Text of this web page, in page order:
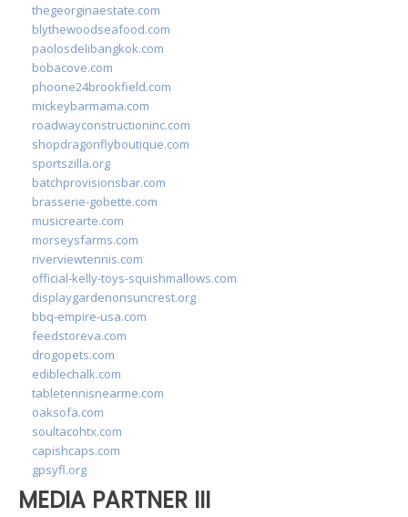
thegeorginaestate.com
blythewoodseafood.com
paolosdelibangkok.com
bobacove.com
phoone24brookfield.com
mickeybarmama.com
roadwayconstructioninc.com
shopdragonflyboutique.com
sportszilla.org
batchprovisionsbar.com
brasserie-gobette.com
musicrearte.com
morseysfarms.com
riverviewtennis.com
official-kelly-toys-squishmallows.com
displaygardenonsuncrest.org
bbq-empire-usa.com
feedstoreva.com
drogopets.com
ediblechalk.com
tabletennisnearme.com
oaksofa.com
soultacohtx.com
capishcaps.com
gpsyfl.org
MEDIA PARTNER III